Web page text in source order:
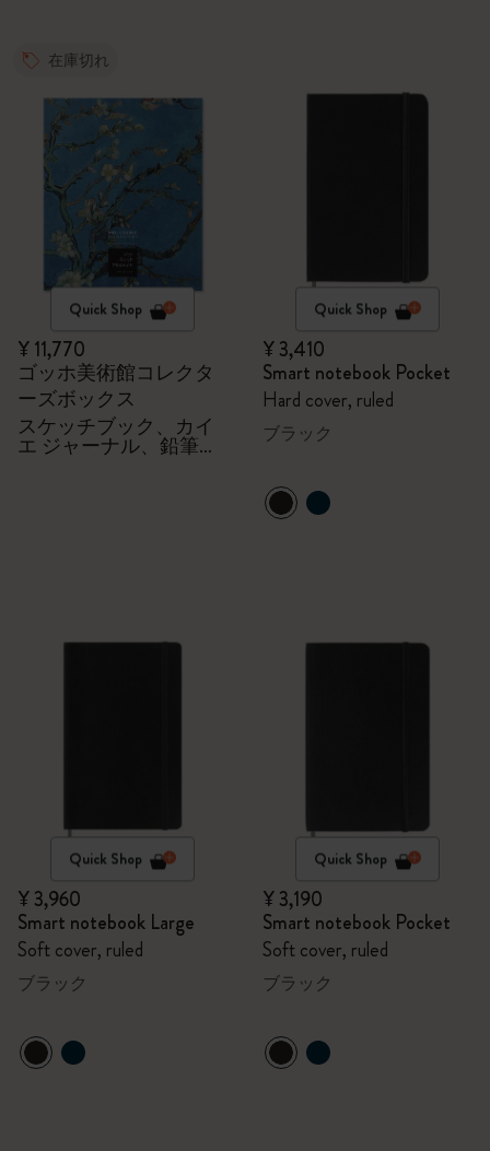
在庫切れ
Quick Shop
¥ 11,770
ゴッホ美術館コレクタ
ーズボックス
スケッチブック、カイ
エ ジャーナル、鉛筆＋
Quick Shop
¥ 3,410
Smart notebook Pocket
Hard cover, ruled
ブラック
Quick Shop
¥ 3,960
Smart notebook Large
Soft cover, ruled
ブラック
Quick Shop
¥ 3,190
Smart notebook Pocket
Soft cover, ruled
ブラック